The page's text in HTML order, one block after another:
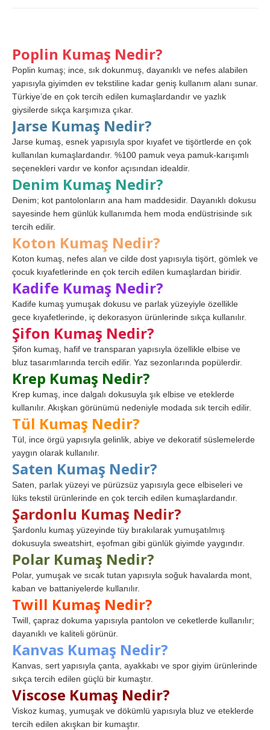
Poplin Kumaş Nedir?
Poplin kumaş; ince, sık dokunmuş, dayanıklı ve nefes alabilen
yapısıyla giyimden ev tekstiline kadar geniş kullanım alanı sunar.
Türkiye’de en çok tercih edilen kumaşlardandır ve yazlık
giysilerde sıkça karşımıza çıkar.
Jarse Kumaş Nedir?
Jarse kumaş, esnek yapısıyla spor kıyafet ve tişörtlerde en çok
kullanılan kumaşlardandır. %100 pamuk veya pamuk-karışımlı
seçenekleri vardır ve konfor açısından idealdir.
Denim Kumaş Nedir?
Denim; kot pantolonların ana ham maddesidir. Dayanıklı dokusu
sayesinde hem günlük kullanımda hem moda endüstrisinde sık
tercih edilir.
Koton Kumaş Nedir?
Koton kumaş, nefes alan ve cilde dost yapısıyla tişört, gömlek ve
çocuk kıyafetlerinde en çok tercih edilen kumaşlardan biridir.
Kadife Kumaş Nedir?
Kadife kumaş yumuşak dokusu ve parlak yüzeyiyle özellikle
gece kıyafetlerinde, iç dekorasyon ürünlerinde sıkça kullanılır.
Şifon Kumaş Nedir?
Şifon kumaş, hafif ve transparan yapısıyla özellikle elbise ve
bluz tasarımlarında tercih edilir. Yaz sezonlarında popülerdir.
Krep Kumaş Nedir?
Krep kumaş, ince dalgalı dokusuyla şık elbise ve eteklerde
kullanılır. Akışkan görünümü nedeniyle modada sık tercih edilir.
Tül Kumaş Nedir?
Tül, ince örgü yapısıyla gelinlik, abiye ve dekoratif süslemelerde
yaygın olarak kullanılır.
Saten Kumaş Nedir?
Saten, parlak yüzeyi ve pürüzsüz yapısıyla gece elbiseleri ve
lüks tekstil ürünlerinde en çok tercih edilen kumaşlardandır.
Şardonlu Kumaş Nedir?
Şardonlu kumaş yüzeyinde tüy bırakılarak yumuşatılmış
dokusuyla sweatshirt, eşofman gibi günlük giyimde yaygındır.
Polar Kumaş Nedir?
Polar, yumuşak ve sıcak tutan yapısıyla soğuk havalarda mont,
kaban ve battaniyelerde kullanılır.
Twill Kumaş Nedir?
Twill, çapraz dokuma yapısıyla pantolon ve ceketlerde kullanılır;
dayanıklı ve kaliteli görünür.
Kanvas Kumaş Nedir?
Kanvas, sert yapısıyla çanta, ayakkabı ve spor giyim ürünlerinde
sıkça tercih edilen güçlü bir kumaştır.
Viscose Kumaş Nedir?
Viskoz kumaş, yumuşak ve dökümlü yapısıyla bluz ve eteklerde
tercih edilen akışkan bir kumaştır.